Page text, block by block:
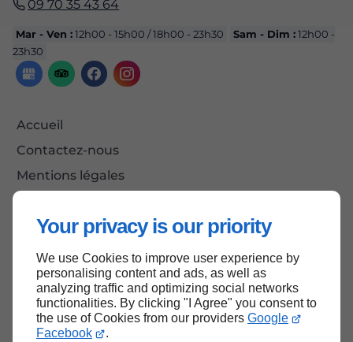
Your privacy is our priority
We use Cookies to improve user experience by
personalising content and ads, as well as
analyzing traffic and optimizing social networks
functionalities. By clicking "I Agree" you consent to
the use of Cookies from our providers Google
Facebook
.
09 70 35 43 64
Mar - Ven :12h00 - 15h00 / 18h00 - 23h30 Sam - Dim :12h00 -
23h30
Accueil
Contactez-nous
Mentions légales
Haut de page